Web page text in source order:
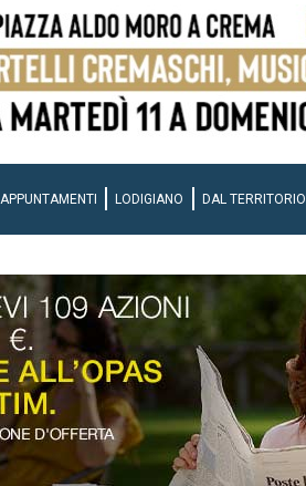
APPUNTAMENTI LODIGIANO DAL TERRITORIO